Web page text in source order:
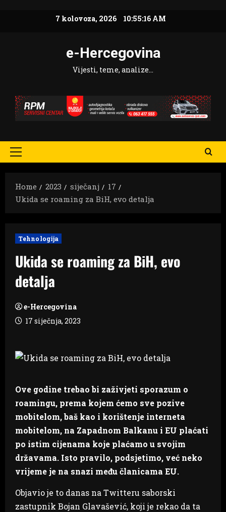
7 kolovoza, 2026 10:55:17 AM
e-Hercegovina
Vijesti, teme, analize…
Primary
Home
2023 siječanj
17
Ukida se roaming za BiH, evo detalja
Tehnologija
Ukida se roaming za BiH, evo
detalja
e-Hercegovina
17 siječnja, 2023
Ove godine trebao bi zaživjeti sporazum o
roamingu, prema kojem ćemo sve pozive
mobitelom, baš kao i korištenje interneta
mobitelom, na Zapadnom Balkanu i EU plaćati
po istim cijenama koje plaćamo u svojim
državama. Isto pravilo, podsjetimo, već neko
vrijeme je na snazi među članicama EU.
Objavio je to danas na Twitteru saborski
zastupnik Bojan Glavašević, koji je rekao da ta